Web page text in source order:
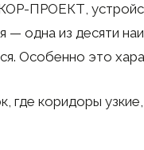
ПРОЕКТ,
— одна из десяти
Особенно это
где коридоры